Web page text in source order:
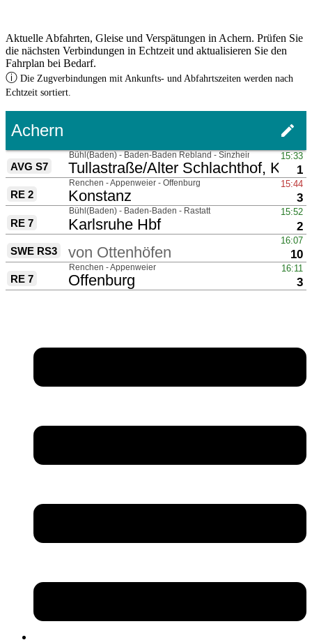
Aktuelle Abfahrten, Gleise und Verspätungen in Achern. Prüfen Sie
die nächsten Verbindungen in Echtzeit und aktualisieren Sie den
Fahrplan bei Bedarf.
ⓘ Die Zugverbindungen mit Ankunfts- und Abfahrtszeiten werden nach
Echtzeit sortiert.